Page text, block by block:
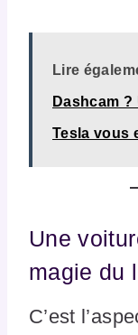
Lire
Dashcam
Tesla vous
Une
magie du
C’est